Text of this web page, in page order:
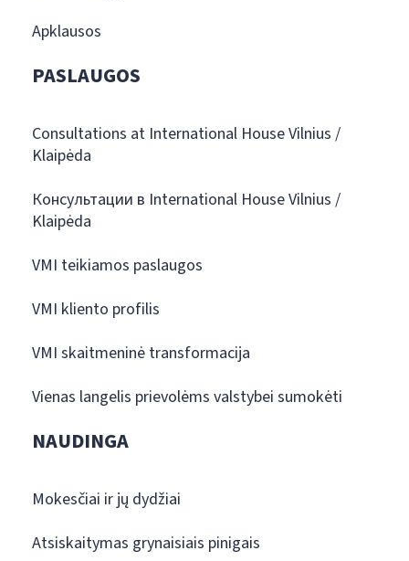
Apklausos
PASLAUGOS
Consultations at International House Vilnius /
Klaipėda
Консультации в International House Vilnius /
Klaipėda
VMI teikiamos paslaugos
VMI kliento profilis
VMI skaitmeninė transformacija
Vienas langelis prievolėms valstybei sumokėti
NAUDINGA
Mokesčiai ir jų dydžiai
Atsiskaitymas grynaisiais pinigais